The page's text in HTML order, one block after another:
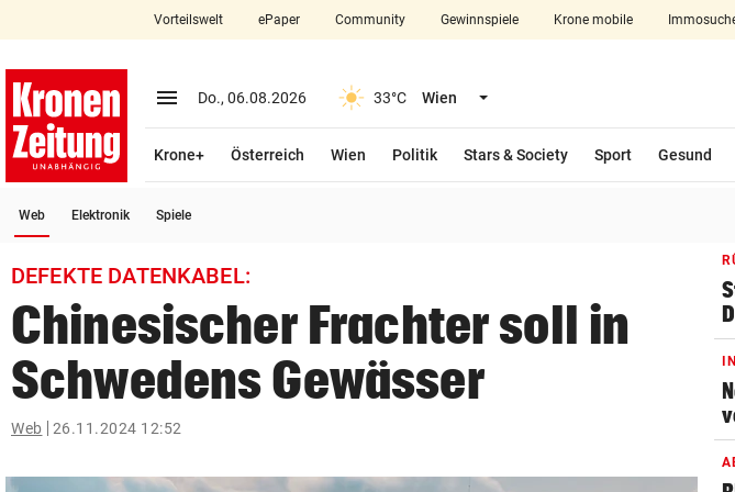
closeSchließen
account_circle Anmelden
arrow_right
pin_drop
bookmark
search
Suchbegriff
eingeben
Vorteilswelt ePaper Community Gewinnspiele Krone mobile
menu Menü aufklappen
Do., 06.08.2026 33°C Wien Menü aufklappen
Krone+ Österreich Wien Politik Stars & Society Sport Gesund
Web Elektronik Spiele
DEFEKTE DATENKABEL:
Chinesischer Frachter soll in
Schwedens Gewässer
Web 26.11.2024 12:52